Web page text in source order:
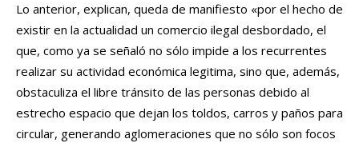
Lo anterior, explican, queda de manifiesto «por el hecho de
existir en la actualidad un comercio ilegal desbordado, el
que, como ya se señaló no sólo impide a los recurrentes
realizar su actividad económica legitima, sino que, además,
obstaculiza el libre tránsito de las personas debido al
estrecho espacio que dejan los toldos, carros y paños para
circular, generando aglomeraciones que no sólo son focos